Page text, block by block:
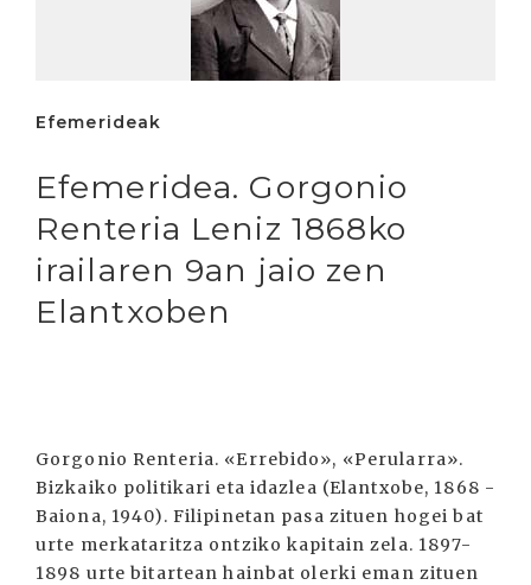
Efemerideak
Efemeridea. Gorgonio
Renteria Leniz 1868ko
irailaren 9an jaio zen
Elantxoben
Gorgonio Renteria. «Errebido», «Perularra».
Bizkaiko politikari eta idazlea (Elantxobe, 1868 -
Baiona, 1940). Filipinetan pasa zituen hogei bat
urte merkataritza ontziko kapitain zela. 1897-
1898 urte bitartean hainbat olerki eman zituen